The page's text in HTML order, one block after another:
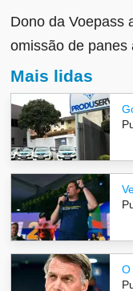
Dono da Voepass
omissão de panes
Mais lidas
O